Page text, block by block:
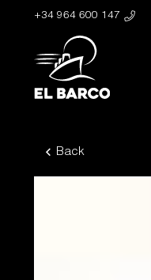
+34 964 600 147
Back